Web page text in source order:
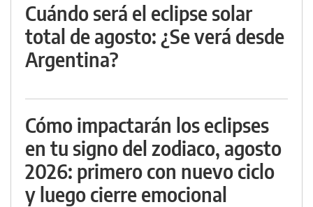
Cuándo será el eclipse solar
total de agosto: ¿Se verá desde
Argentina?
Cómo impactarán los eclipses
en tu signo del zodiaco, agosto
2026: primero con nuevo ciclo
y luego cierre emocional